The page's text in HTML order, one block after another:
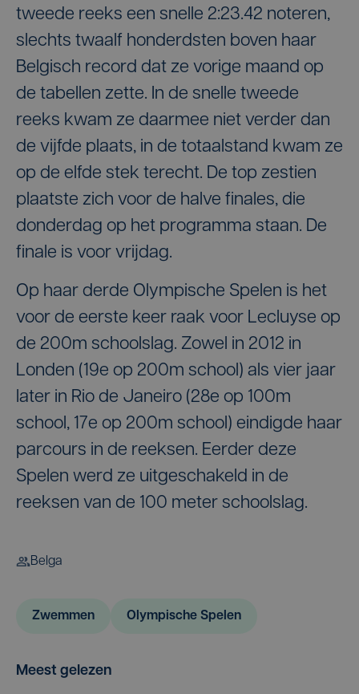
tweede reeks een snelle 2:23.42 noteren,
slechts twaalf honderdsten boven haar
Belgisch record dat ze vorige maand op
de tabellen zette. In de snelle tweede
reeks kwam ze daarmee niet verder dan
de vijfde plaats, in de totaalstand kwam ze
op de elfde stek terecht. De top zestien
plaatste zich voor de halve finales, die
donderdag op het programma staan. De
finale is voor vrijdag.
Op haar derde Olympische Spelen is het
voor de eerste keer raak voor Lecluyse op
de 200m schoolslag. Zowel in 2012 in
Londen (19e op 200m school) als vier jaar
later in Rio de Janeiro (28e op 100m
school, 17e op 200m school) eindigde haar
parcours in de reeksen. Eerder deze
Spelen werd ze uitgeschakeld in de
reeksen van de 100 meter schoolslag.
Belga
Zwemmen Olympische Spelen
Meest gelezen